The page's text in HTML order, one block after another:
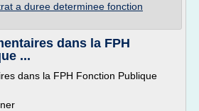
a duree determinee fonction
dans la FPH
...
dans la FPH Fonction Publique